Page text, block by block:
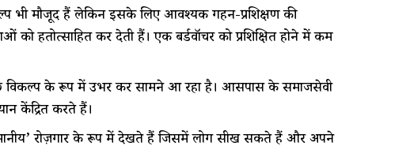
भी मौजूद हैं लेकिन इसके लिए आवश्यक गहन-प्रशिक्षण की
को हतोत्साहित कर देती हैं। एक बर्डवॉचर को प्रशिक्षित होने में कम
के रूप में उभर कर सामने आ रहा है। आसपास के समाजसेवी
केंद्रित करते हैं।
रोज़गार के रूप में देखते हैं जिसमें लोग सीख सकते हैं और अपने